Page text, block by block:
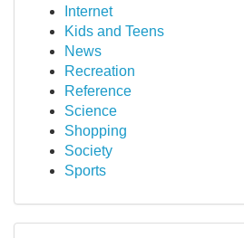
Internet
Kids and Teens
News
Recreation
Reference
Science
Shopping
Society
Sports